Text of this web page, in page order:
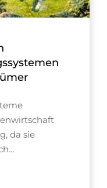
da sie